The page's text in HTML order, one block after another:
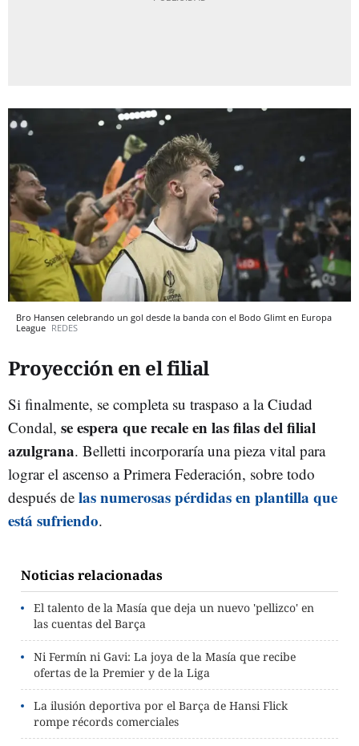
Bro Hansen celebrando un gol desde la banda con el Bodo Glimt en Europa
League REDES
Proyección en el filial
Si finalmente, se completa su traspaso a la Ciudad
Condal, se espera que recale en las filas del filial
azulgrana. Belletti incorporaría una pieza vital para
lograr el ascenso a Primera Federación, sobre todo
después de las numerosas pérdidas en plantilla que
está sufriendo.
Noticias relacionadas
El talento de la Masía que deja un nuevo 'pellizco' en
las cuentas del Barça
Ni Fermín ni Gavi: La joya de la Masía que recibe
ofertas de la Premier y de la Liga
La ilusión deportiva por el Barça de Hansi Flick
rompe récords comerciales